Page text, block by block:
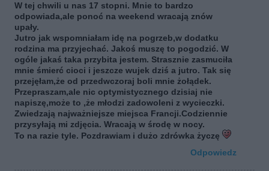
W tej chwili u nas 17 stopni. Mnie to bardzo
odpowiada,ale ponoć na weekend wracają znów
upały.
Jutro jak wspomniałam idę na pogrzeb,w dodatku
rodzina ma przyjechać. Jakoś muszę to pogodzić. W
ogóle jakaś taka przybita jestem. Strasznie zasmuciła
mnie śmierć cioci i jeszcze wujek dziś a jutro. Tak się
przejęłam,że od przedwczoraj boli mnie żołądek.
Przepraszam,ale nic optymistycznego dzisiaj nie
napiszę,może to ,że młodzi zadowoleni z wycieczki.
Zwiedzają najważniejsze miejsca Francji.Codziennie
przysyłają mi zdjęcia. Wracają w środę w nocy.
To na razie tyle. Pozdrawiam i dużo zdrówka życzę
Odpowiedz